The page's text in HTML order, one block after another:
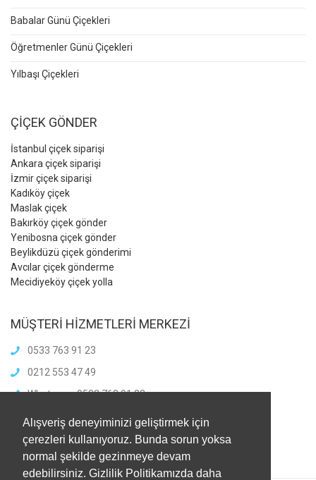
Alışveriş deneyiminizi geliştirmek için
çerezleri kullanıyoruz. Bunda sorun yoksa
normal şekilde gezinmeye devam
edebilirsiniz. Gizlilik Politikamızda daha
Babalar Günü Çiçekleri
Öğretmenler Günü Çiçekleri
Yılbaşı Çiçekleri
ÇİÇEK GÖNDER
İstanbul çiçek siparişi
Ankara çiçek siparişi
İzmir çiçek siparişi
Kadıköy çiçek
Maslak çiçek
Bakırköy çiçek gönder
Yenibosna çiçek gönder
Beylikdüzü çiçek gönderimi
Avcılar çiçek gönderme
Mecidiyeköy çiçek yolla
MÜŞTERİ HİZMETLERİ MERKEZİ
0533 763 91 23
0212 553 47 49
Whatsapp: 0533 763 91 23
info@meliscicekcilik.com
Haftaiçi :8.00-21.00
HaftaSonu:8.00-21.00